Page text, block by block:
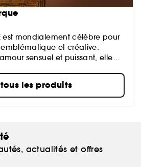
est mondialement célèbre pour
et créative.
sensuel et puissant, elle
de l'excellence italienne.
classique à un esprit
VERSACE se distingue par sa
parfums sophistiqués et
sublimer la personnalité de
les produits
actualités et offres